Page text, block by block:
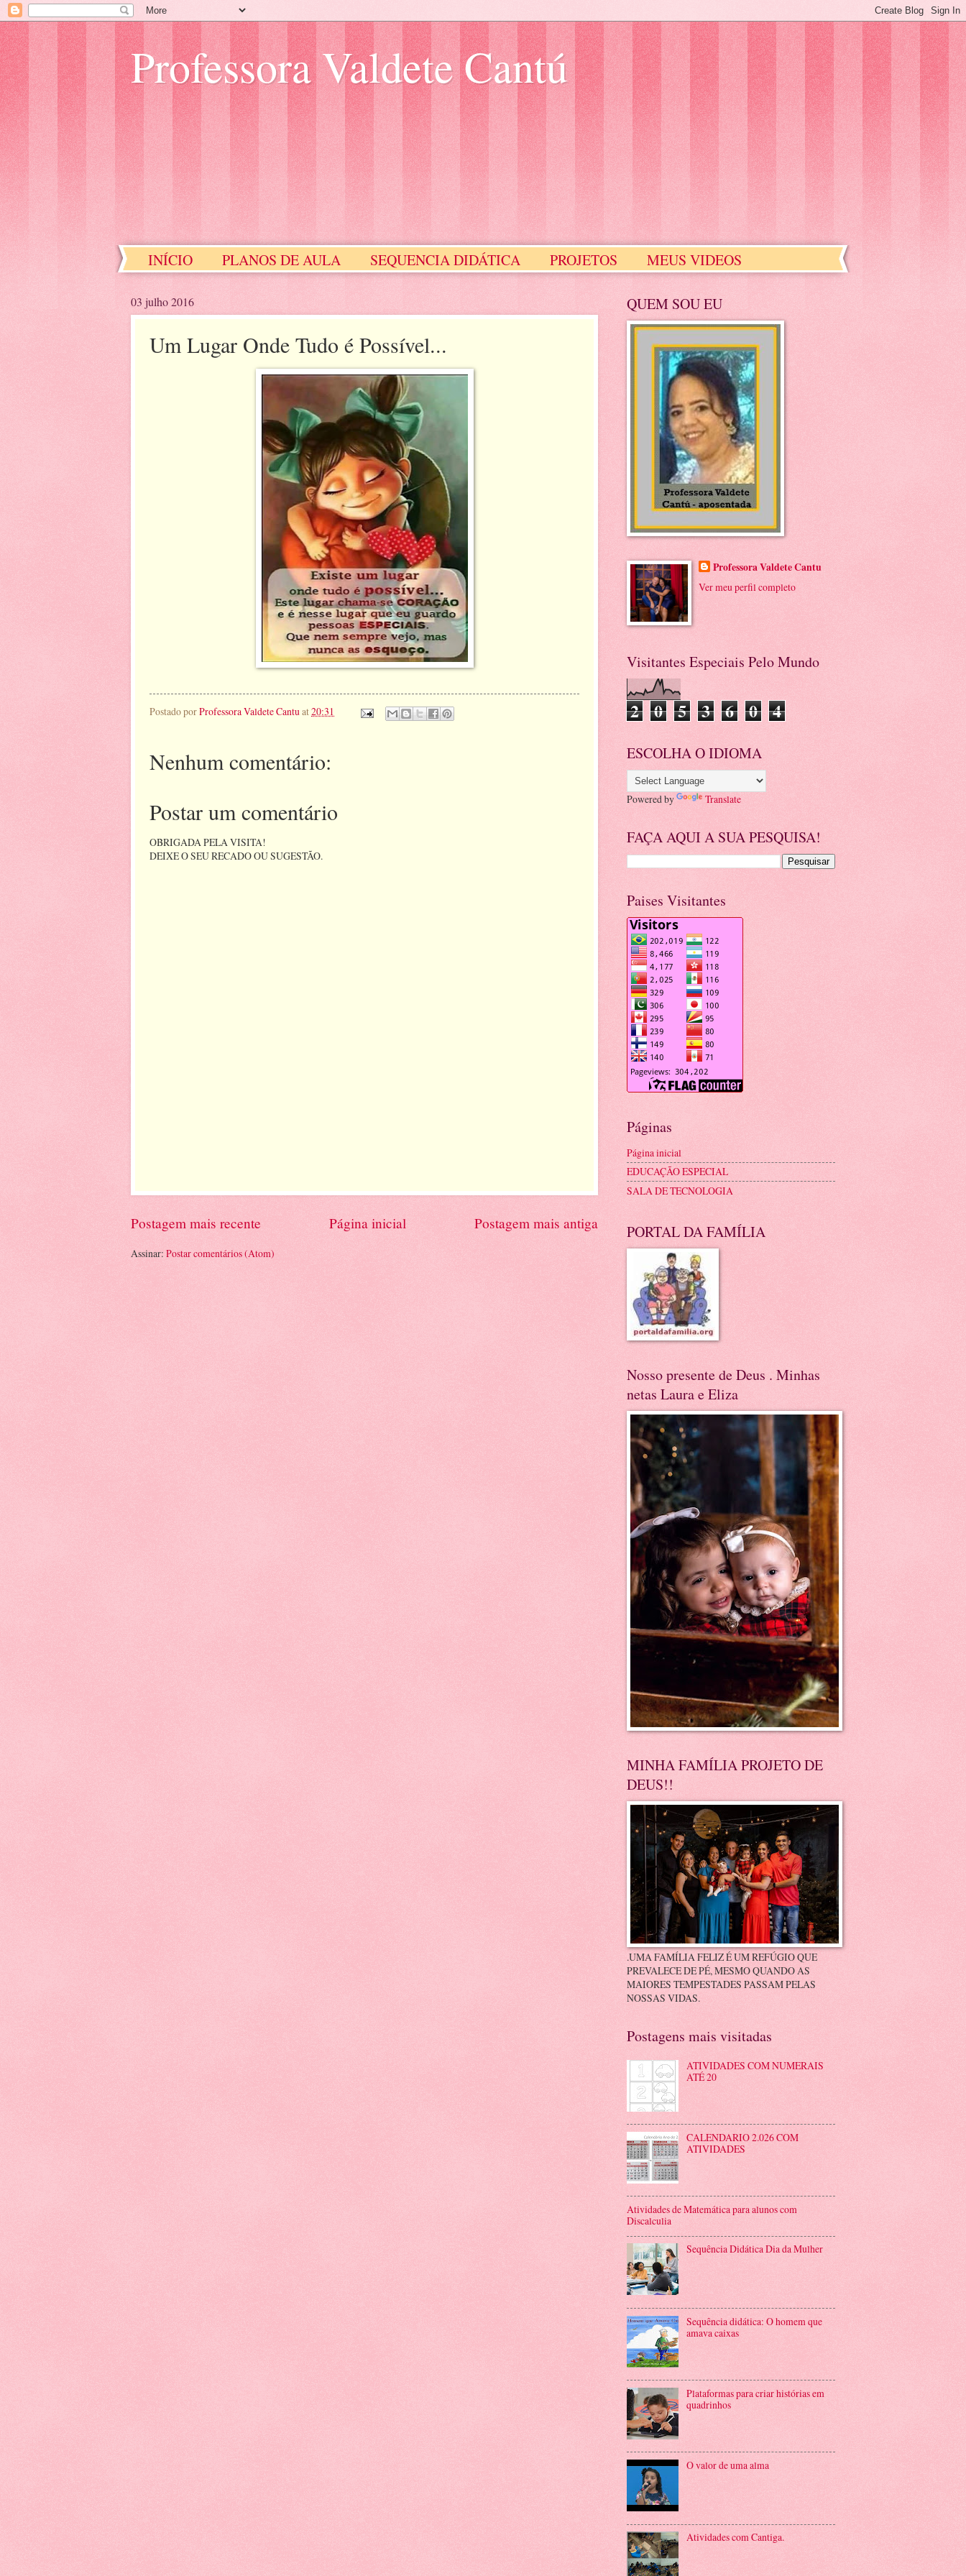
Professora Valdete Cantú
INÍCIO PLANOS DE AULA SEQUENCIA DIDÁTICA PROJETOS
MEUS VIDEOS
03 julho 2016
Um Lugar Onde Tudo é Possível...
Postado porProfessora Valdete Cantuat20:31
Nenhum comentário:
Postar um comentário
OBRIGADA PELA VISITA!
DEIXE O SEU RECADO OU SUGESTÃO.
Postagem mais recente Postagem mais antiga
Página inicial
Assinar: Postar comentários (Atom)
QUEM SOU EU
Professora Valdete Cantu
Ver meu perfil completo
Visitantes Especiais Pelo Mundo
2 0 5 3 6 0 4
ESCOLHA O IDIOMA
Powered by Translate
FAÇA AQUI A SUA PESQUISA!
Paises Visitantes
Páginas
Página inicial
EDUCAÇÃO ESPECIAL
SALA DE TECNOLOGIA
PORTAL DA FAMÍLIA
Nosso presente de Deus . Minhas
netas Laura e Eliza
MINHA FAMÍLIA PROJETO DE
DEUS!!
.UMA FAMÍLIA FELIZ É UM REFÚGIO QUE
PREVALECE DE PÉ, MESMO QUANDO AS
MAIORES TEMPESTADES PASSAM PELAS
NOSSAS VIDAS.
Postagens mais visitadas
ATIVIDADES COM NUMERAIS
ATÉ 20
CALENDARIO 2.026 COM
ATIVIDADES
Atividades de Matemática para alunos com
Discalculia
Sequência Didática Dia da Mulher
Sequência didática: O homem que
amava caixas
Plataformas para criar histórias em
quadrinhos
O valor de uma alma
Atividades com Cantiga.